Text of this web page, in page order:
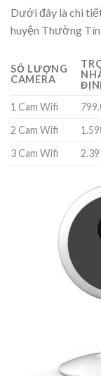
Dưới đây là chi
huyện Thường
SỐ LƯỢNG
CAMERA
1 Cam Wifi
2 Cam Wifi
3 Cam Wifi